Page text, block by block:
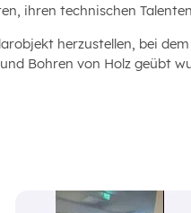
ihren technischen
herzustellen, bei
Bohren von Holz geübt